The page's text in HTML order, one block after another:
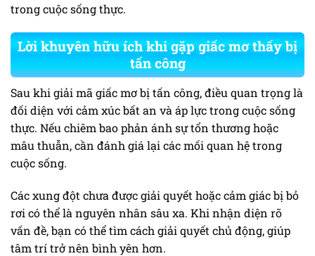
trong cuộc sống thực.
Lời khuyên hữu ích khi gặp giấc mơ thấy bị
tấn công
Sau khi giải mã giấc mơ bị tấn công, điều quan trọng là
đối diện với cảm xúc bất an và áp lực trong cuộc sống
thực. Nếu chiêm bao phản ánh sự tổn thương hoặc
mâu thuẫn, cần đánh giá lại các mối quan hệ trong
cuộc sống.
Các xung đột chưa được giải quyết hoặc cảm giác bị bỏ
rơi có thể là nguyên nhân sâu xa. Khi nhận diện rõ
vấn đề, bạn có thể tìm cách giải quyết chủ động, giúp
tâm trí trở nên bình yên hơn.